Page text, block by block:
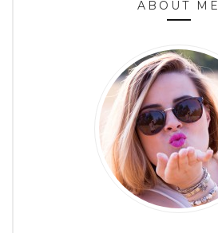
ABOUT ME